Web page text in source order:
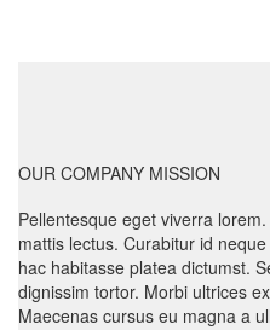
OUR COMPANY MISSION
Pellentesque eget viverra
mattis lectus. Curabitur id
hac habitasse platea dictumst.
dignissim tortor. Morbi ultrices
Maecenas cursus eu magna a